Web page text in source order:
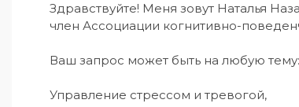
Здравствуйте! Меня зовут Наталья
член Ассоциации когнитивно-
Ваш запрос может быть на любую тему:
Управление стрессом и тревогой,